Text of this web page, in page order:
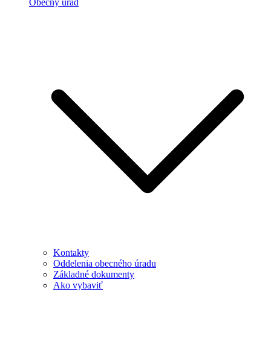
Obecný úrad
Kontakty
Oddelenia obecného úradu
Základné dokumenty
Ako vybaviť